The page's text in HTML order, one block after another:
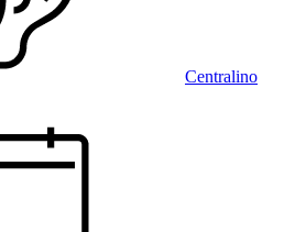
Centralino